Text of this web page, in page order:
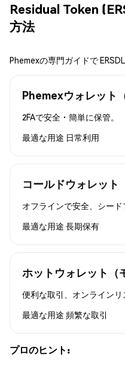
Residual Token
方法
Phemexの専門ガイドで
Phemexウォレット
2FAで安全・簡単に保管。
最適な用途 日常利用
コールドウォレット
オフラインで安全、シード
最適な用途 長期保有
ホットウォレット（
便利な取引、オンラインリ
最適な用途 頻繁な取引
プロのヒント: